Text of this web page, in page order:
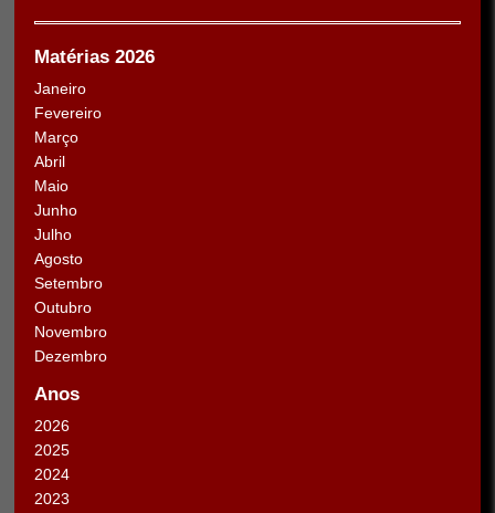
Matérias 2026
Janeiro
Fevereiro
Março
Abril
Maio
Junho
Julho
Agosto
Setembro
Outubro
Novembro
Dezembro
Anos
2026
2025
2024
2023